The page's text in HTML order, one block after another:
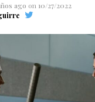
ago on 10/27/2022